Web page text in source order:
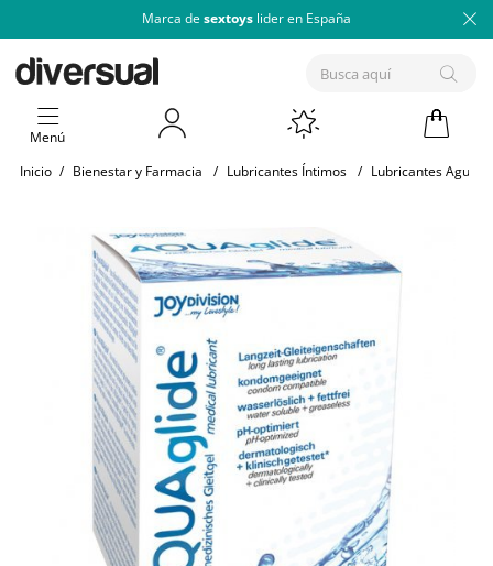
Marca de sextoys lider en España
Menú
Inicio / Bienestar y Farmacia / Lubricantes Íntimos / Lubricantes Agua